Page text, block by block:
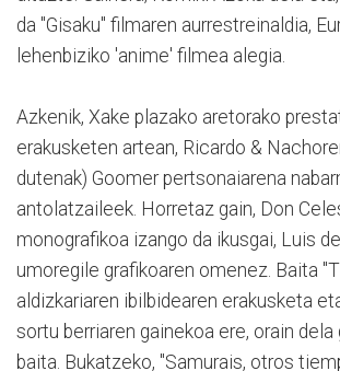
da "Gisaku" filmaren aurrestreinaldia,
lehenbiziko 'anime' filmea alegia.
Azkenik, Xake plazako aretorako
erakusketen artean, Ricardo &
dutenak) Goomer pertsonaiarena
antolatzaileek. Horretaz gain, Don
monografikoa izango da ikusgai, Luis
umoregile grafikoaren omenez. Baita
aldizkariaren ibilbidearen erakusketa
sortu berriaren gainekoa ere, orain
baita. Bukatzeko, "Samurais, otros